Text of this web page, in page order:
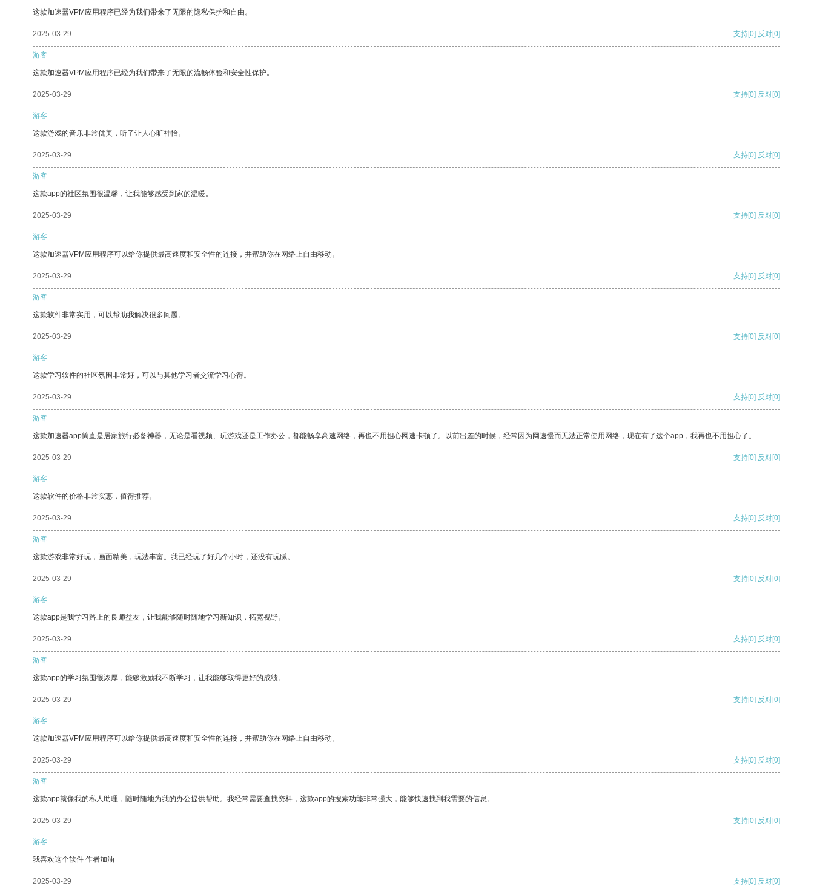
这款加速器VPM应用程序已经为我们带来了无限的隐私保护和自由。
2025-03-29 支持[0] 反对[0]
游客
这款加速器VPM应用程序已经为我们带来了无限的流畅体验和安全性保护。
2025-03-29 支持[0] 反对[0]
游客
这款游戏的音乐非常优美，听了让人心旷神怡。
2025-03-29 支持[0] 反对[0]
游客
这款app的社区氛围很温馨，让我能够感受到家的温暖。
2025-03-29 支持[0] 反对[0]
游客
这款加速器VPM应用程序可以给你提供最高速度和安全性的连接，并帮助你在网络上自由移动。
2025-03-29 支持[0] 反对[0]
游客
这款软件非常实用，可以帮助我解决很多问题。
2025-03-29 支持[0] 反对[0]
游客
这款学习软件的社区氛围非常好，可以与其他学习者交流学习心得。
2025-03-29 支持[0] 反对[0]
游客
这款加速器app简直是居家旅行必备神器，无论是看视频、玩游戏还是工作办公，都能畅享高速网络，再也不用担心网速卡顿了。以前出差的时候，经常因为网速慢而无法正常使用网络，现在有了这个app，我再也不用担心了。
2025-03-29 支持[0] 反对[0]
游客
这款软件的价格非常实惠，值得推荐。
2025-03-29 支持[0] 反对[0]
游客
这款游戏非常好玩，画面精美，玩法丰富。我已经玩了好几个小时，还没有玩腻。
2025-03-29 支持[0] 反对[0]
游客
这款app是我学习路上的良师益友，让我能够随时随地学习新知识，拓宽视野。
2025-03-29 支持[0] 反对[0]
游客
这款app的学习氛围很浓厚，能够激励我不断学习，让我能够取得更好的成绩。
2025-03-29 支持[0] 反对[0]
游客
这款加速器VPM应用程序可以给你提供最高速度和安全性的连接，并帮助你在网络上自由移动。
2025-03-29 支持[0] 反对[0]
游客
这款app就像我的私人助理，随时随地为我的办公提供帮助。我经常需要查找资料，这款app的搜索功能非常强大，能够快速找到我需要的信息。
2025-03-29 支持[0] 反对[0]
游客
我喜欢这个软件 作者加油
2025-03-29 支持[0] 反对[0]